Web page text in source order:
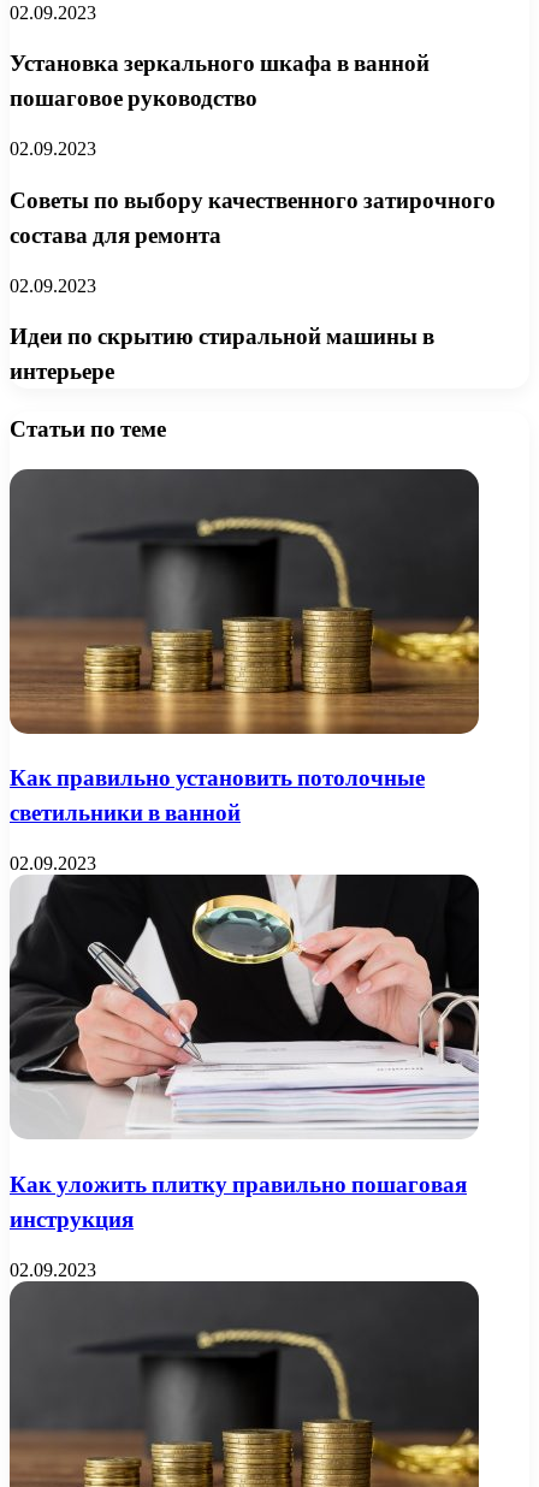
02.09.2023
Установка зеркального шкафа в ванной
пошаговое руководство
02.09.2023
Советы по выбору качественного затирочного
состава для ремонта
02.09.2023
Идеи по скрытию стиральной машины в
интерьере
Статьи по теме
Как правильно установить потолочные
светильники в ванной
02.09.2023
Как уложить плитку правильно пошаговая
инструкция
02.09.2023